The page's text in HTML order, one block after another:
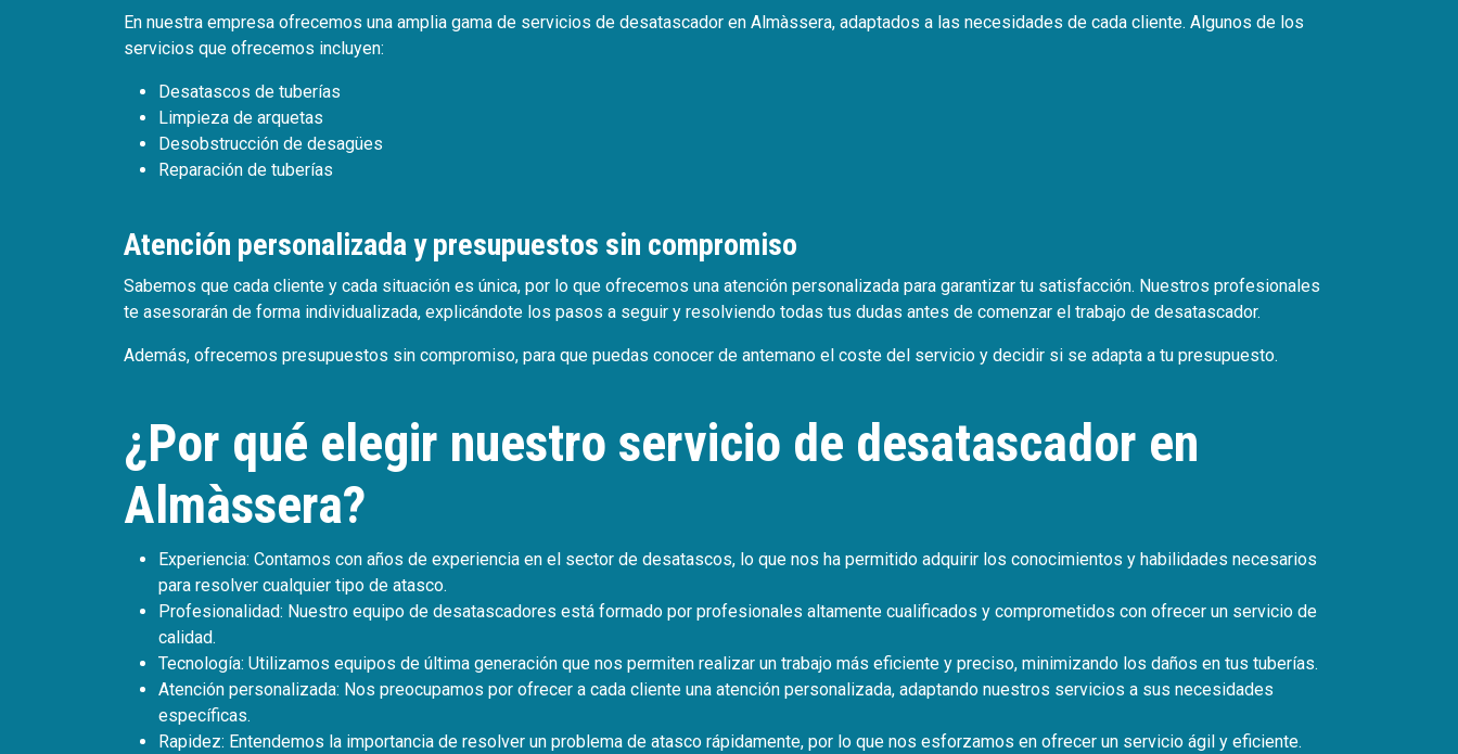
En nuestra empresa ofrecemos una amplia gama de servicios de desatascador en Almàssera, adaptados a las necesidades de cada cliente. Algunos de los
servicios que ofrecemos incluyen:
Desatascos de tuberías
Limpieza de arquetas
Desobstrucción de desagües
Reparación de tuberías
Atención personalizada y presupuestos sin compromiso
Sabemos que cada cliente y cada situación es única, por lo que ofrecemos una atención personalizada para garantizar tu satisfacción. Nuestros profesionales
te asesorarán de forma individualizada, explicándote los pasos a seguir y resolviendo todas tus dudas antes de comenzar el trabajo de desatascador.
Además, ofrecemos presupuestos sin compromiso, para que puedas conocer de antemano el coste del servicio y decidir si se adapta a tu presupuesto.
¿Por qué elegir nuestro servicio de desatascador en
Almàssera?
Experiencia: Contamos con años de experiencia en el sector de desatascos, lo que nos ha permitido adquirir los conocimientos y habilidades necesarios
para resolver cualquier tipo de atasco.
Profesionalidad: Nuestro equipo de desatascadores está formado por profesionales altamente cualificados y comprometidos con ofrecer un servicio de
calidad.
Tecnología: Utilizamos equipos de última generación que nos permiten realizar un trabajo más eficiente y preciso, minimizando los daños en tus tuberías.
Atención personalizada: Nos preocupamos por ofrecer a cada cliente una atención personalizada, adaptando nuestros servicios a sus necesidades
específicas.
Rapidez: Entendemos la importancia de resolver un problema de atasco rápidamente, por lo que nos esforzamos en ofrecer un servicio ágil y eficiente.